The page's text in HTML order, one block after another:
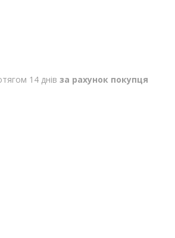
14 днів за рахунок покупця